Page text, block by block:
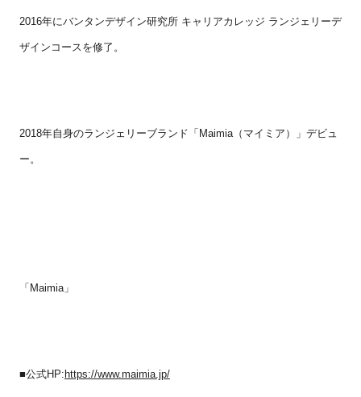
2016年にバンタンデザイン研究所 キャリアカレッジ ランジェリーデ
ザインコースを修了。
2018年自身のランジェリーブランド「Maimia（マイミア）」デビュ
ー。
「 Maimia」
■公式HP: https://www.maimia.jp/